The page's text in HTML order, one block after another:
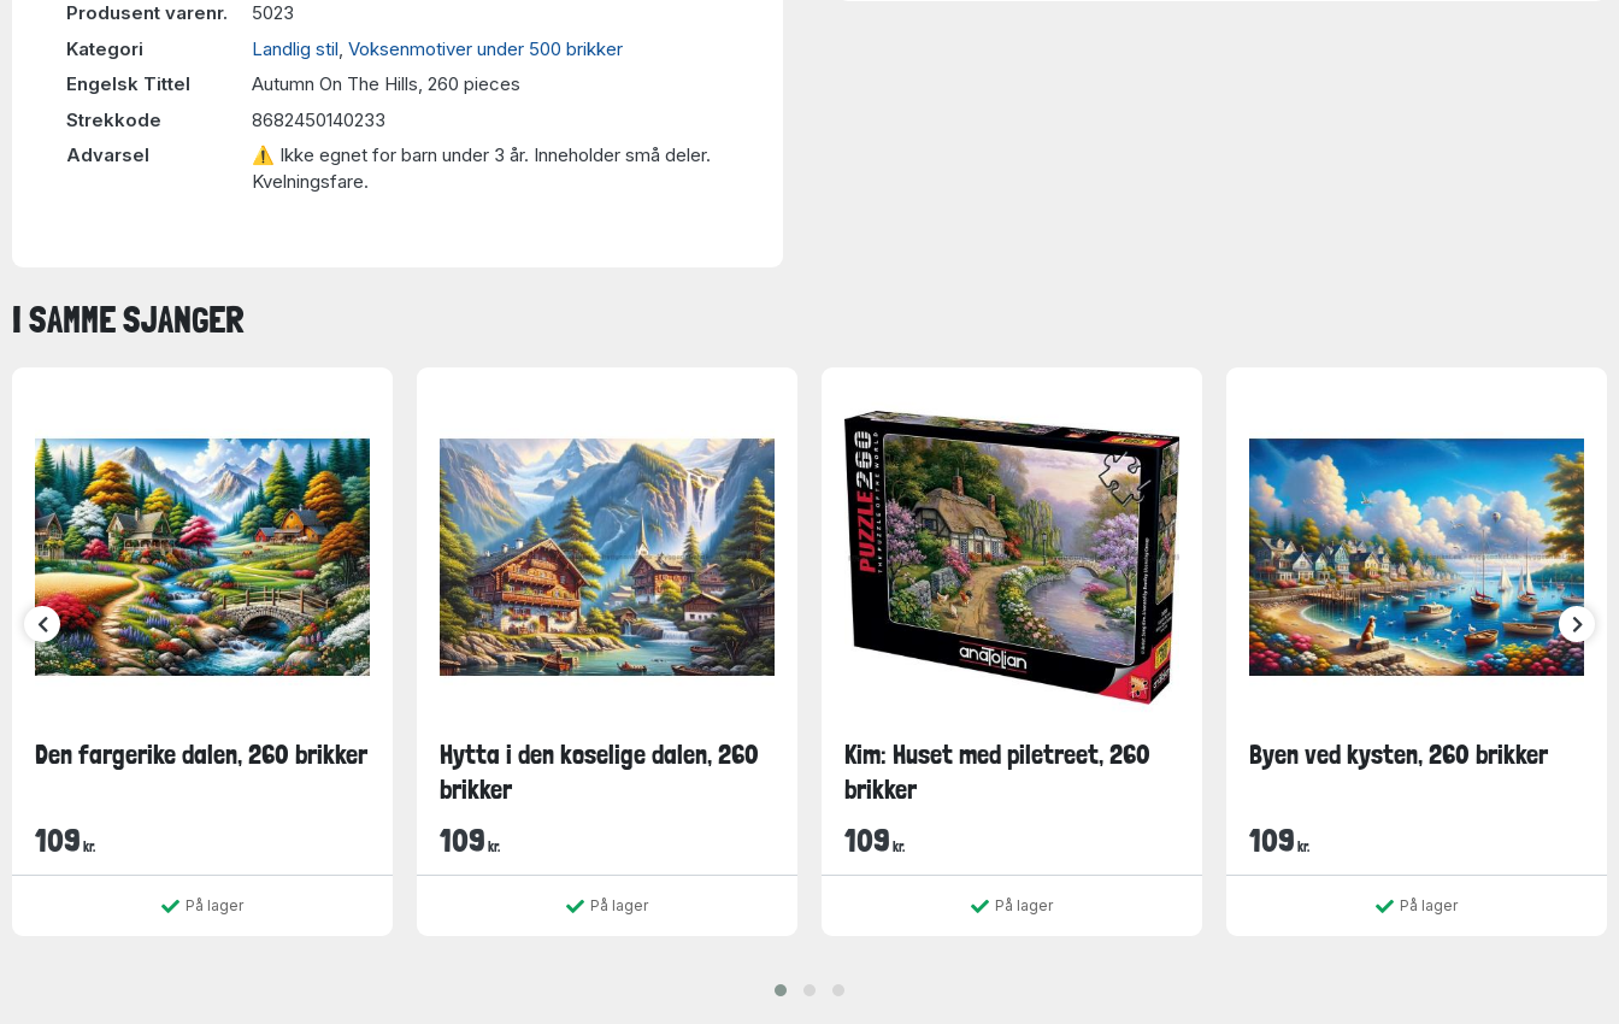
Produsent varenr.
5023
Kategori
Landlig stil Voksenmotiver under 500 brikker
Engelsk Tittel
Autumn On The Hills, 260 pieces
Strekkode
8682450140233
Advarsel
⚠ Ikke egnet for barn under 3 år. Inneholder små deler.
Kvelningsfare.
I SAMME SJANGER
Den fargerike dalen, 260 brikker
109 kr.
På lager
Hytta i den koselige dalen, 260
brikker
109 kr.
På lager
Kim: Huset med piletreet, 260
brikker
109 kr.
På lager
Byen ved kysten, 260 brikker
109 kr.
På lager